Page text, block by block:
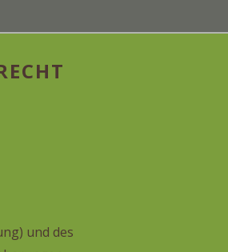
und des